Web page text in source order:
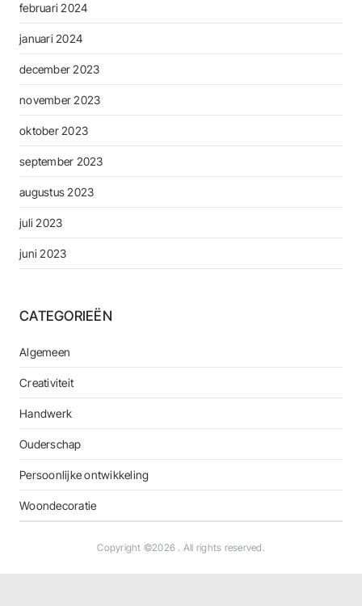
februari 2024
januari 2024
december 2023
november 2023
oktober 2023
september 2023
augustus 2023
juli 2023
juni 2023
CATEGORIEËN
Algemeen
Creativiteit
Handwerk
Ouderschap
Persoonlijke ontwikkeling
Woondecoratie
Copyright ©2026 . All rights reserved.